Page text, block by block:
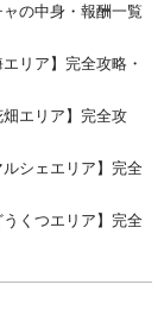
の中身・報酬一覧
リア】完全攻略・
エリア】完全攻
シェエリア】完全
くつエリア】完全